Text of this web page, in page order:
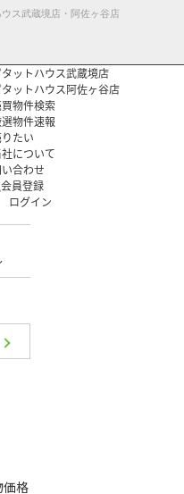
ス武蔵境店・阿佐ヶ谷店
タットハウス武蔵境店
タットハウス阿佐ヶ谷店
物件検索
物件速報
たい
について
合わせ
会員登録
ログイン